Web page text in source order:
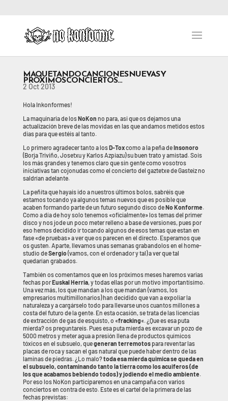
MAQUETANDO CANCIONES NUEVAS Y
PRÓXIMOS CONCIERTOS…
2 Oct 2013
Hola Inkonformes!
La maquinaria de losNoKon no para, asi que os dejamos una
actualización breve de las movidas en las que andamos metidos estos
dias para que estéis al tanto.
Lo primero agradecer tanto a losD-Toxcomo a la peña deInsonoro
(Borja Triviño, Josetxu y Karlos Azpiazu) su buen trato y amistad. Sois
los más grandes y tenemos claro que sin gente como vosotros
iniciativas tan cojonudas como el concierto del gaztetxe de Gasteiz no
saldrían adelante.
La peñita que hayais ido a nuestros últimos bolos, sabréis que
estamos tocando ya algunos temas nuevos que es posible que
acaben formando parte de un futuro segundo disco deNo Konforme.
Como a día de hoy solo tenemos «oficialmente» los temas del primer
disco y nos jode un poco meter relleno a base de versiones, pues por
eso hemos decidido ir tocando algunos de esos temas que estan en
fase «de pruebas» a ver que os parecen en el directo. Esperamos que
os gusten. Aparte, llevamos unas semanas grabandolos en el home-
studio deSergio(vamos, con el ordenador y tal) a ver que tal
quedarían grabados.
También os comentamos que en los próximos meses haremos varias
fechas porEuskal Herria, y todas ellas por un motivo importantísimo.
Una vez más, los que mandan a los que mandan (vamos, los
empresarios multimillonarios) han decidido que van a expoliar la
naturaleza y a cargárselo todo para llevarse unos cuantos millones a
costa del futuro de la gente. En esta ocasión, se trata de las licencias
de extracción de gas de esquisto, o «fracking«. ¿Que es esa puta
mierda? os preguntareis. Pues esa puta mierda es excavar un pozo de
5000 metros y meter agua a presión llena de productos químicos
tóxicos en el subsuelo, quegeneran terremotospara reventar las
placas de roca y sacan el gas natural que puede haber dentro de las
laminas de piedras. ¿Lo malo?toda esa mierda quimica se queda en
el subsuelo, contaminando tanto la tierra como los acuiferos (de
los que acabamos bebiendo todos) y jodiendo el medio ambiente.
Por eso los NoKon participaremos en una campaña con varios
conciertos en contra de esto. Este es el cartel de la primera de las
fechas previstas: